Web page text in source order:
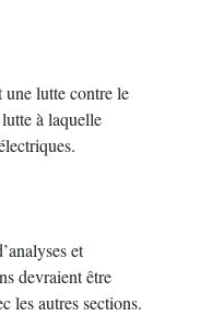
lutte contre le
à laquelle
et
devraient être
les autres sections.